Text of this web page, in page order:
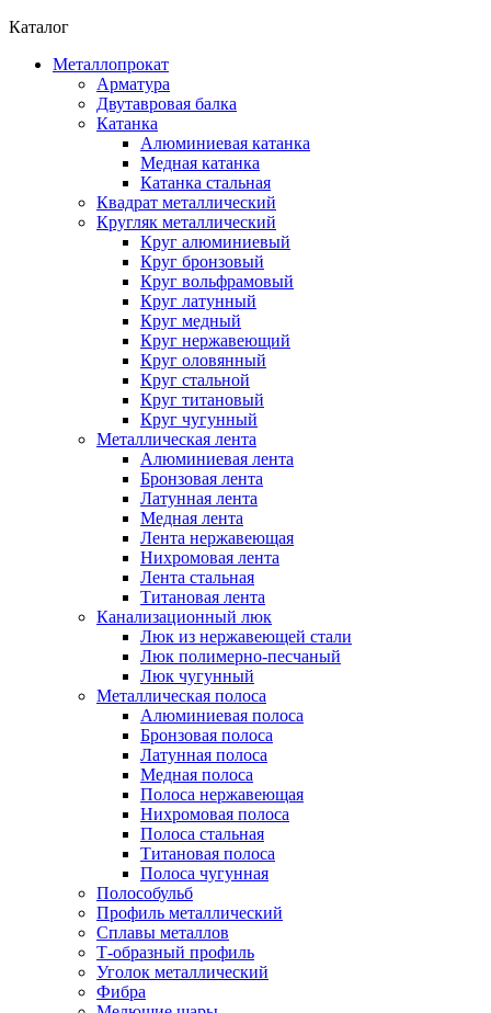
Каталог
Металлопрокат
Арматура
Двутавровая балка
Катанка
Алюминиевая катанка
Медная катанка
Катанка стальная
Квадрат металлический
Кругляк металлический
Круг алюминиевый
Круг бронзовый
Круг вольфрамовый
Круг латунный
Круг медный
Круг нержавеющий
Круг оловянный
Круг стальной
Круг титановый
Круг чугунный
Металлическая лента
Алюминиевая лента
Бронзовая лента
Латунная лента
Медная лента
Лента нержавеющая
Нихромовая лента
Лента стальная
Титановая лента
Канализационный люк
Люк из нержавеющей стали
Люк полимерно-песчаный
Люк чугунный
Металлическая полоса
Алюминиевая полоса
Бронзовая полоса
Латунная полоса
Медная полоса
Полоса нержавеющая
Нихромовая полоса
Полоса стальная
Титановая полоса
Полоса чугунная
Полособульб
Профиль металлический
Сплавы металлов
Т-образный профиль
Уголок металлический
Фибра